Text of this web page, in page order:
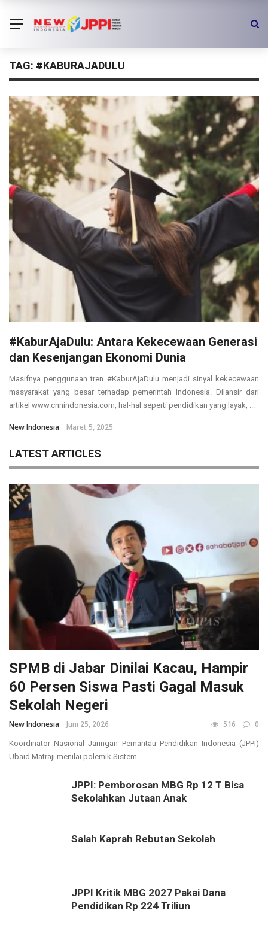
TAG: #KABURAJADULU
#KaburAjaDulu: Antara Kekecewaan Generasi
dan Kesenjangan Ekonomi Dunia
Masifnya penggunaan tren #KaburAjaDulu menjadi sinyal kekecewaan
masyarakat yang besar terhadap pemerintah Indonesia. Dilansir dari
artikel www.cnnindonesia.com, hal-hal seperti pendidikan yang layak, ...
New Indonesia Maret 5, 2025
LATEST ARTICLES
SPMB di Jabar Dinilai Kacau, Hampir
60 Persen Siswa Pasti Gagal Masuk
Sekolah Negeri
New Indonesia Juni 25, 2026 516 0
Koordinator Nasional Jaringan Pemantau Pendidikan Indonesia (JPPI)
Ubaid Matraji menilai polemik Sistem ...
JPPI: Pemborosan MBG Rp 12 T Bisa
Sekolahkan Jutaan Anak
Salah Kaprah Rebutan Sekolah
JPPI Kritik MBG 2027 Pakai Dana
Pendidikan Rp 224 Triliun